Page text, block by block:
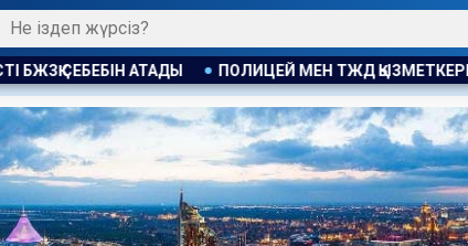
ПОЛИЦЕЙ МЕН ТЖД ҚЫЗМЕТКЕРІ БАЛАЛАРДЫ ҚҰТҚАРЫП ҚАЛДЫ